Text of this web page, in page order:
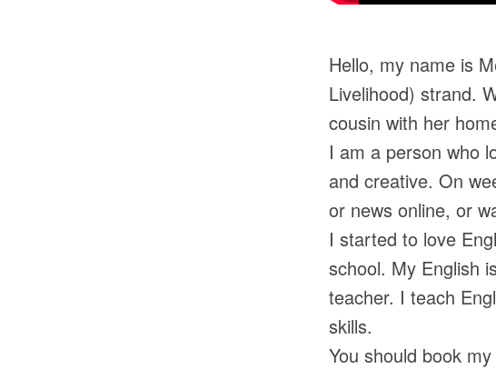
Hello, my name is
Livelihood) strand.
cousin with her
I am a person who
and creative. On
or news online, or
I started to love
school. My English
teacher. I teach
skills.
You should book